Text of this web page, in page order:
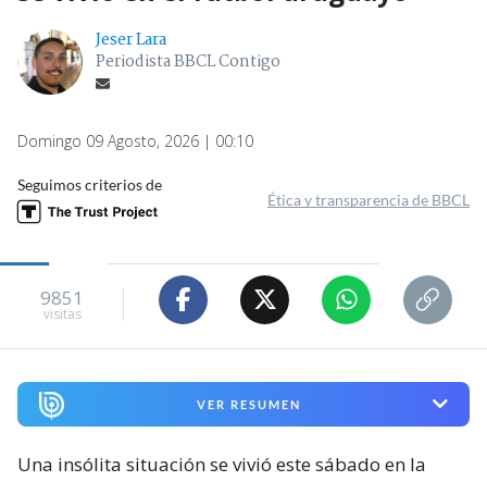
Jeser Lara
Periodista BBCL Contigo
Domingo 09 Agosto, 2026 | 00:10
Seguimos criterios de
Ética y transparencia de BBCL
9851
visitas
VER RESUMEN
Una insólita situación se vivió este sábado en la